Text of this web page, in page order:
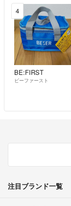
4
BE:FIRST
ビーファースト
注目ブランド一覧